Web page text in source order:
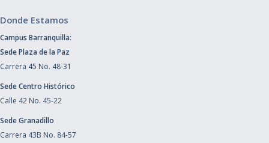
Donde Estamos
Campus Barranquilla:
Sede Plaza de la Paz
Carrera 45 No. 48-31
Sede Centro Histórico
Calle 42 No. 45-22
Sede Granadillo
Carrera 43B No. 84-57